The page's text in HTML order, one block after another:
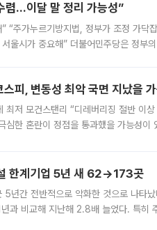
렴…이달 말 정리 가능성”
“주가누르기방지법, 정부가 조정 가닥
울시가 중요해” 더불어민주당은 정부
피, 변동성 최악 국면 지났을
저 모건스탠리 “디레버리징 절반 이상
심한 혼란이 정점을 통과했을 가능성
한계기업 5년 새 62→173곳
5년간 전반적으로 악화한 것으로 나타
과 비교해 지난해 2.8배 늘었다. 특히